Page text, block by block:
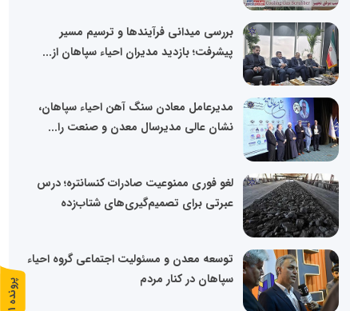
بررسی میدانی فرآیندها و ترسیم مسیر
پیشرفت؛ بازدید مدیران احیاء سپاهان از...
مدیرعامل معادن سنگ آهن احیاء سپاهان،
نشان عالی مدیرسال معدن و صنعت را...
لغو فوری ممنوعیت صادرات کنسانتره؛ درس
عبرتی برای تصمیم‌گیری‌های شتاب‌زده
توسعه معدن و مسئولیت اجتماعی گروه احیاء
سپاهان در کنار مردم
پ
ر
و
ن
د
ه
1